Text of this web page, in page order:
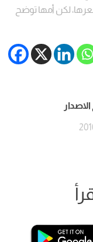
لكن أمها توضح
الاصدار